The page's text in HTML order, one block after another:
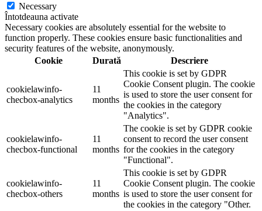
Necessary
Întotdeauna activate
Necessary cookies are absolutely essential for the website to
function properly. These cookies ensure basic functionalities and
security features of the website, anonymously.
Cookie
Durată Descriere
cookielawinfo-
checbox-analytics
11
months
This cookie is set by GDPR
Cookie Consent plugin. The cookie
is used to store the user consent for
the cookies in the category
"Analytics".
cookielawinfo-
checbox-functional
11
months
The cookie is set by GDPR cookie
consent to record the user consent
for the cookies in the category
"Functional".
cookielawinfo-
checbox-others
11
months
This cookie is set by GDPR
Cookie Consent plugin. The cookie
is used to store the user consent for
the cookies in the category "Other.